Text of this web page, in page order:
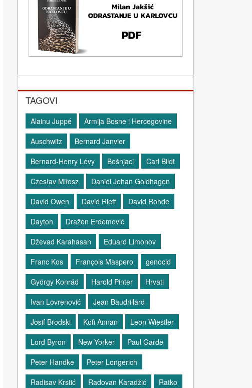
TAGOVI
Alainu Juppé
Armija Bosne i Hercegovine
Auschwitz
Bernard Janvier
Bernard-Henry Lévy
Bošnjaci
Carl Bildt
Czesłav Miłosz
Daniel Johan Goldhagen
David Owen
David Rieff
David Rohde
Dayton
Dražen Erdemović
Dževad Karahasan
Eduard Limonov
Franc Kos
François Maspero
genocid
György Konrád
Harold Pinter
Hrvati
Ivan Lovrenović
Jean Baudrillard
Josif Brodski
Kofi Annan
Leon Wiestler
Lord Byron
New Yorker
Paul Garde
Peter Handke
Peter Longerich
Radisav Krstić
Radovan Karadžić
Ratko